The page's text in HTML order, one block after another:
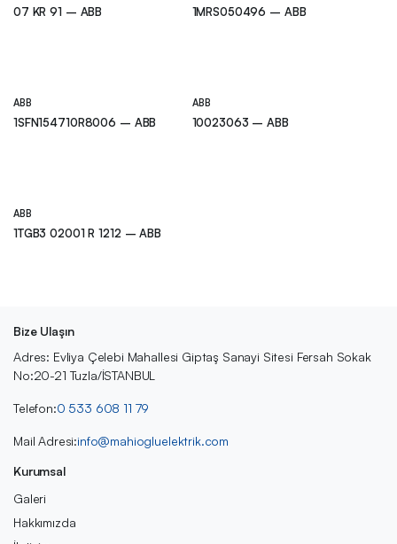
07 KR 91 – ABB 1MRS050496 – ABB
ABB
1SFN154710R8006 – ABB
ABB
10023063 – ABB
ABB
1TGB3 02001 R 1212 – ABB
Bize Ulaşın
Adres: Evliya Çelebi Mahallesi Giptaş Sanayi Sitesi Fersah Sokak
No:20-21 Tuzla/İSTANBUL
Telefon:0 533 608 11 79
Mail Adresi:info@mahiogluelektrik.com
Kurumsal
Galeri
Hakkımızda